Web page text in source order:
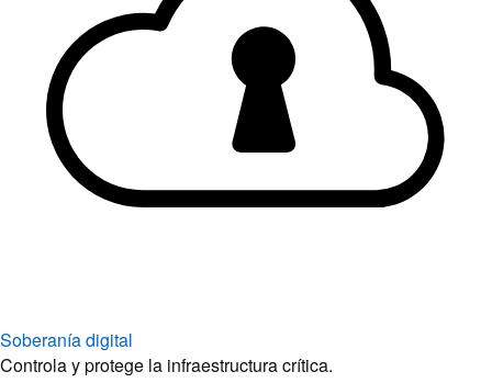
Soberanía digital
Controla y protege la infraestructura crítica.